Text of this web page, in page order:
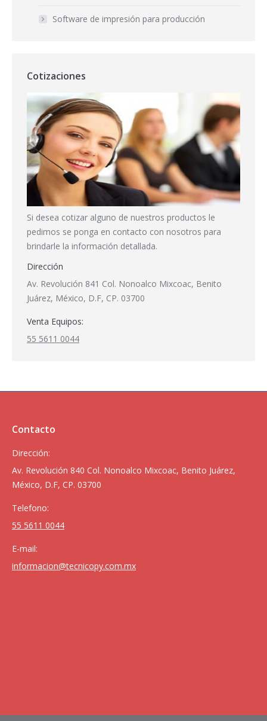
Software de impresión para producción
Cotizaciones
Si desea cotizar alguno de nuestros productos le
pedimos se ponga en contacto con nosotros para
brindarle la información detallada.
Dirección
Av. Revolución 841 Col. Nonoalco Mixcoac, Benito
Juárez, México, D.F, CP. 03700
Venta Equipos:
55 5611 0044
Contacto
Dirección:
Av. Revolución 840 Col. Nonoalco Mixcoac, Benito Juárez,
México, D.F, CP. 03700
Telefono:
55 5611 0044
E-mail:
informacion@tecnicopy.com.mx